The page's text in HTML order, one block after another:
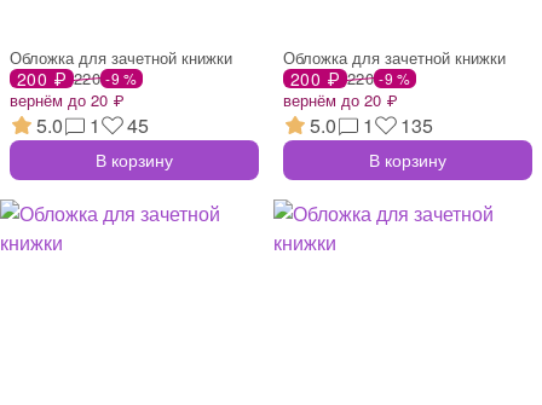
Обложка для зачетной книжки
200 ₽ 220 -9 %
вернём до 20 ₽
5.0 1 45
В корзину
Обложка для зачетной книжки
200 ₽ 220 -9 %
вернём до 20 ₽
5.0 1 135
В корзину